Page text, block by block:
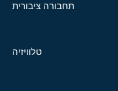
תחבורה ציבורית
טלוויזיה